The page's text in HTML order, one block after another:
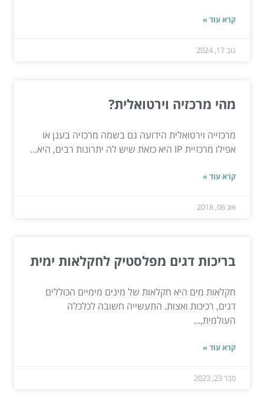
קרא עוד »
נוב 17, 2024
מהי מרכזיה וירטואלית?
מרכזייה וירטואלית הידועה גם בשמה מרכזיה בענן או
אפילו מרכזיית IP היא כזאת שיש לה יתרונות רבים, היא...
קרא עוד »
אוג 06, 2018
בריכות דגים מפלסטיק לחקלאות ימית
חקלאות מים היא חקלאות של מינים מימיים הכוללים
דגים, רכיכות ואצות. התעשייה חשובה לכלכלה
העולמית,...
קרא עוד »
פבר 23, 2023